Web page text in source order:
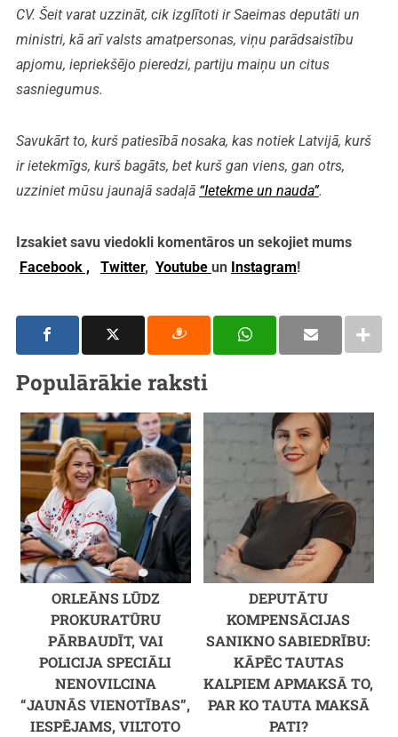
CV. Šeit varat uzzināt, cik izglītoti ir Saeimas deputāti un
ministri, kā arī valsts amatpersonas, viņu parādsaistību
apjomu, iepriekšējo pieredzi, partiju maiņu un citus
sasniegumus.
Savukārt to, kurš patiesībā nosaka, kas notiek Latvijā, kurš
ir ietekmīgs, kurš bagāts, bet kurš gan viens, gan otrs,
uzziniet mūsu jaunajā sadaļā “Ietekme un nauda”.
Izsakiet savu viedokli komentāros un sekojiet mums
Facebook ,
Twitter, Youtube un Instagram!
Populārākie raksti
ORLEĀNS LŪDZ
PROKURATŪRU
PĀRBAUDĪT, VAI
POLICIJA SPECIĀLI
NENOVILCINA
“JAUNĀS VIENOTĪBAS”,
IESPĒJAMS, VILTOTO
DEPUTĀTU
KOMPENSĀCIJAS
SANIKNO SABIEDRĪBU:
KĀPĒC TAUTAS
KALPIEM APMAKSĀ TO,
PAR KO TAUTA MAKSĀ
PATI?